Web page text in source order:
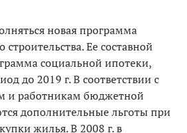
новая программа
Ее составной
социальной ипотеки,
до 2019 г. В соответствии с
и работникам бюджетной
дополнительные льготы при
жилья. В 2008 г. в